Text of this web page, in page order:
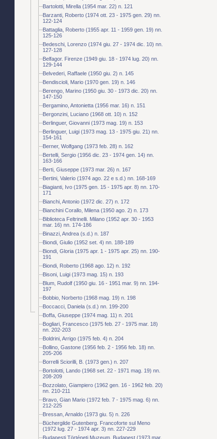
Bartolotti, Mirella (1954 mar. 22) n. 121
Barzanti, Roberto (1974 ott. 23 - 1975 gen. 29) nn.
122-124
Battaglia, Roberto (1955 apr. 11 - 1959 gen. 19) nn.
125-126
Bedeschi, Lorenzo (1974 giu. 27 - 1974 dic. 10) nn.
127-128
Belfagor. Firenze (1949 giu. 18 - 1974 lug. 20) nn.
129-144
Belvederi, Raffaele (1950 giu. 2) n. 145
Bendiscioli, Mario (1970 gen. 19) n. 146
Berengo, Marino (1950 giu. 30 - 1973 dic. 20) nn.
147-150
Bergamino, Antonietta (1956 mar. 16) n. 151
Bergonzini, Luciano (1968 ott. 10) n. 152
Berlinguer, Giovanni (1973 mag. 19) n. 153
Berlinguer, Luigi (1973 mag. 13 - 1975 giu. 21) nn.
154-161
Berner, Wolfgang (1973 feb. 28) n. 162
Bertelli, Sergio (1956 dic. 23 - 1974 gen. 14) nn.
163-166
Berti, Giuseppe (1973 mar. 26) n. 167
Bertini, Valerio (1974 ago. 22 e s.d.) nn. 168-169
Biagianti, Ivo (1975 gen. 15 - 1975 apr. 8) nn. 170-
171
Bianchi, Antonio (1972 dic. 27) n. 172
Bianchini Corallo, Milena (1950 ago. 2) n. 173
Biblioteca Feltrinelli. Milano (1952 apr. 30 - 1953
mar. 16) nn. 174-186
Binazzi, Andrea (s.d.) n. 187
Biondi, Giulio (1952 set. 4) nn. 188-189
Biondi, Gloria (1975 apr. 1 - 1975 apr. 25) nn. 190-
191
Biondi, Roberto (1968 ago. 12) n. 192
Bisoni, Luigi (1973 mag. 15) n. 193
Blum, Rudolf (1950 giu. 16 - 1951 mar. 9) nn. 194-
197
Bobbio, Norberto (1968 mag. 19) n. 198
Boccacci, Daniela (s.d.) nn. 199-200
Boffa, Giuseppe (1974 mag. 11) n. 201
Bogliari, Francesco (1975 feb. 27 - 1975 mar. 18)
nn. 202-203
Boldrini, Arrigo (1975 feb. 4) n. 204
Bollino, Gastone (1956 feb. 2 - 1956 feb. 18) nn.
205-206
Borrelli Sciorilli, B. (1973 gen.) n. 207
Bortolotti, Lando (1968 set. 22 - 1971 mag. 19) nn.
208-209
Bozzolato, Giampiero (1962 gen. 16 - 1962 feb. 20)
nn. 210-211
Bravo, Gian Mario (1972 feb. 7 - 1975 mag. 6) nn.
212-225
Bressan, Arnaldo (1973 giu. 5) n. 226
Büchergilde Gutenberg. Francoforte sul Meno
(1972 lug. 27 - 1974 apr. 3) nn. 227-229
Budapesti Történeti Muzeum. Budapest (1973 mar.